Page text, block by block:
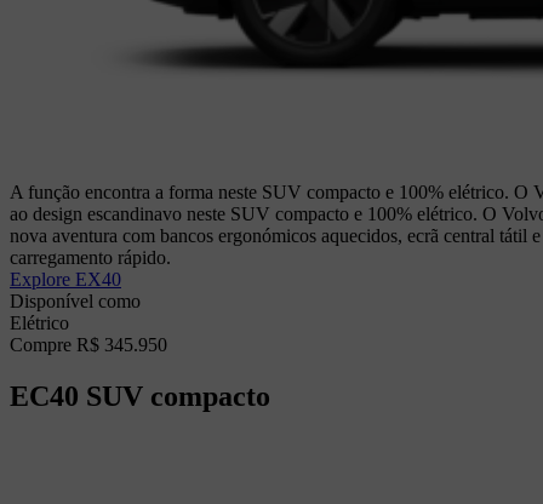
A função encontra a forma neste SUV compacto e 100% elétrico. O
ao design escandinavo neste SUV compacto e 100% elétrico. O
nova aventura com bancos ergonómicos aquecidos, ecrã central tátil
carregamento rápido.
Explore EX40
Disponível como
Elétrico
Compre R$ 345.950
EC40 SUV compacto